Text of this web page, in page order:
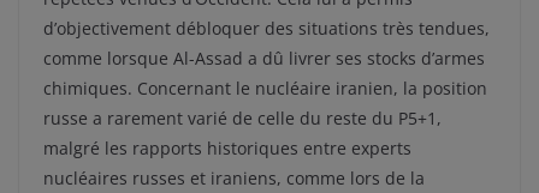
d’objectivement débloquer des situations très tendues,
comme lorsque Al-Assad a dû livrer ses stocks d’armes
chimiques. Concernant le nucléaire iranien, la position
russe a rarement varié de celle du reste du P5+1,
malgré les rapports historiques entre experts
nucléaires russes et iraniens, comme lors de la